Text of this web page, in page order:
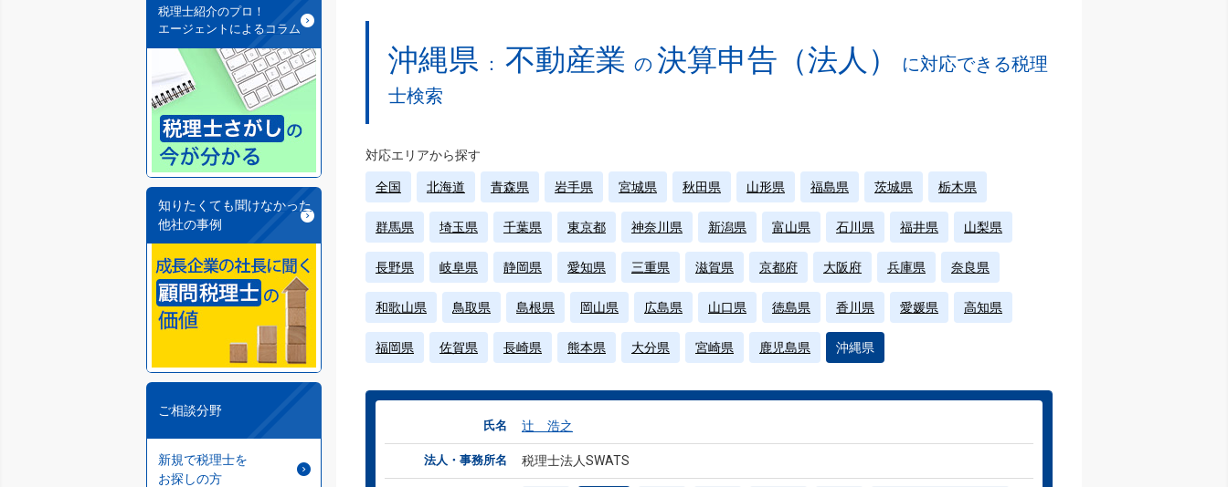
税理士紹介のプロ！
エージェントによるコラム
知りたくても聞けなかった
他社の事例
ご相談分野
新規で税理士を
お探しの方
沖縄県 ： 不動産業 の 決算申告（法人）
に対応できる税理
士検索
対応エリアから探す
全国 北海道 青森県 岩手県 宮城県 秋田県 山形県 福島県 茨城県 栃木県
群馬県 埼玉県 千葉県 東京都 神奈川県 新潟県 富山県 石川県 福井県 山梨県
長野県 岐阜県 静岡県 愛知県 三重県 滋賀県 京都府 大阪府 兵庫県 奈良県
和歌山県 鳥取県 島根県 岡山県 広島県 山口県 徳島県 香川県 愛媛県 高知県
福岡県 佐賀県 長崎県 熊本県 大分県 宮崎県 鹿児島県 沖縄県
氏名 辻 浩之
法人・事務所名 税理士法人SWATS